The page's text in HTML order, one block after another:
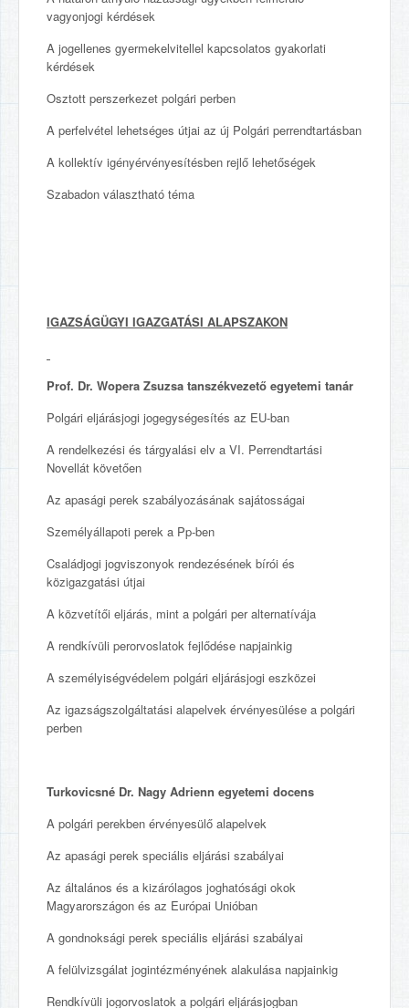
vagyonjogi kérdések
A jogellenes gyermekelvitellel kapcsolatos gyakorlati
kérdések
Osztott perszerkezet polgári perben
A perfelvétel lehetséges útjai az új Polgári perrendtartásban
A kollektív igényérvényesítésben rejlő lehetőségek
Szabadon választható téma
IGAZSÁGÜGYI IGAZGATÁSI ALAPSZAKON
Prof. Dr. Wopera Zsuzsa tanszékvezető egyetemi tanár
Polgári eljárásjogi jogegységesítés az EU-ban
A rendelkezési és tárgyalási elv a VI. Perrendtartási
Novellát követően
Az apasági perek szabályozásának sajátosságai
Személyállapoti perek a Pp-ben
Családjogi jogviszonyok rendezésének bírói és
közigazgatási útjai
A közvetítői eljárás, mint a polgári per alternatívája
A rendkívüli perorvoslatok fejlődése napjainkig
A személyiségvédelem polgári eljárásjogi eszközei
Az igazságszolgáltatási alapelvek érvényesülése a polgári
perben
Turkovicsné Dr. Nagy Adrienn egyetemi docens
A polgári perekben érvényesülő alapelvek
Az apasági perek speciális eljárási szabályai
Az általános és a kizárólagos joghatósági okok
Magyarországon és az Európai Unióban
A gondnoksági perek speciális eljárási szabályai
A felülvizsgálat jogintézményének alakulása napjainkig
Rendkívüli jogorvoslatok a polgári eljárásjogban